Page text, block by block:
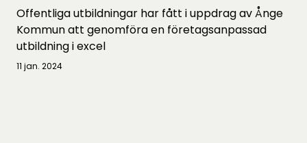
Offentliga utbildningar har fått i uppdrag av Ånge
Kommun att genomföra en företagsanpassad
utbildning i excel
11 jan. 2024